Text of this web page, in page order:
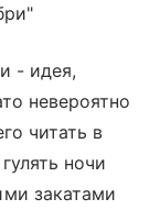
- идея,
невероятно
читать в
ночи
закатами